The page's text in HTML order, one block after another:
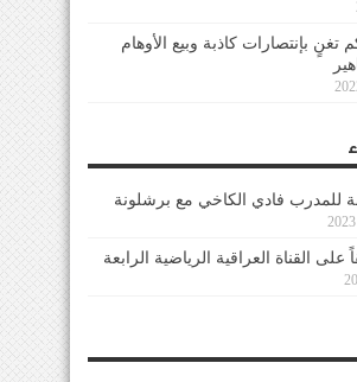
تغنٍ بإنتصارات كاذبة وبيع الأوهام
للمدرب فادي الكاخي مع برشلونة
على القناة العراقية الرياضية الرابعة